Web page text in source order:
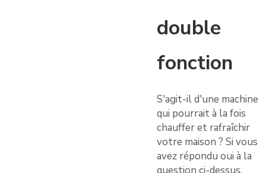
double
fonction
S'agit-il d'une machine
qui pourrait à la fois
chauffer et rafraîchir
votre maison ? Si vous
avez répondu oui à la